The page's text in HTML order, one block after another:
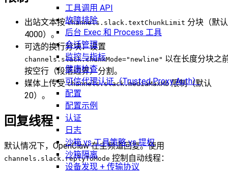
工具调用 API
故障排除
后台 Exec 和 Process 工具
会话管理
监控与指标
健康检查
可信代理认证（Trusted Proxy Auth）
配置
配置示例
认证
日志
沙箱 vs 工具策略 vs 提权
沙箱隔离
设备发现 + 传输协议
出站文本按channels.slack.textChunkLimit 分块（默认
4000）。
可选的换行分块：设置
channels.slack.chunkMode="newline" 以在长度分块之
按空行（段落边界）分割。
媒体上传受channels.slack.mediaMaxMb限制（默认
20）。
回复线程
默认情况下，OpenClaw 在主频道回复。使用
channels.slack.replyToMode 控制自动线程：